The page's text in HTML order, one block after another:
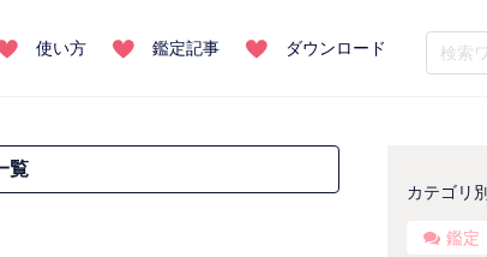
使い方 鑑定記事 ダウンロード
覧
カテゴリ別
鑑定